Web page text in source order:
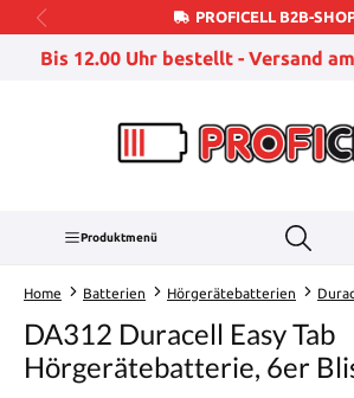
Zum Hauptinhalt springenPROFICELL B2B-
Bis 12.00 Uhr bestellt - Versand
Produktmenü
Home Batterien Hörgerätebatterien
DA312 Duracell Easy Tab
Hörgerätebatterie, 6er